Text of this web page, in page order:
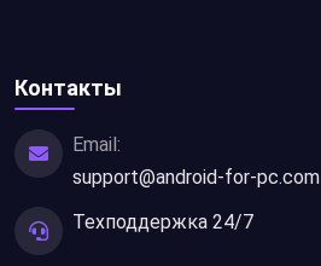
Контакты
Email:
support@android-for-pc.com
Техподдержка 24/7